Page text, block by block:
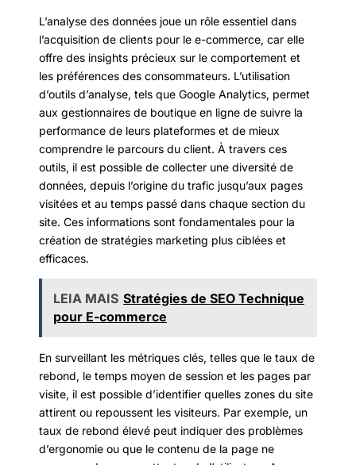
L’analyse des données joue un rôle essentiel dans
l’acquisition de clients pour le e-commerce, car elle
offre des insights précieux sur le comportement et
les préférences des consommateurs. L’utilisation
d’outils d’analyse, tels que Google Analytics, permet
aux gestionnaires de boutique en ligne de suivre la
performance de leurs plateformes et de mieux
comprendre le parcours du client. À travers ces
outils, il est possible de collecter une diversité de
données, depuis l’origine du trafic jusqu’aux pages
visitées et au temps passé dans chaque section du
site. Ces informations sont fondamentales pour la
création de stratégies marketing plus ciblées et
efficaces.
LEIA MAIS Stratégies de SEO Technique
pour E-commerce
En surveillant les métriques clés, telles que le taux de
rebond, le temps moyen de session et les pages par
visite, il est possible d’identifier quelles zones du site
attirent ou repoussent les visiteurs. Par exemple, un
taux de rebond élevé peut indiquer des problèmes
d’ergonomie ou que le contenu de la page ne